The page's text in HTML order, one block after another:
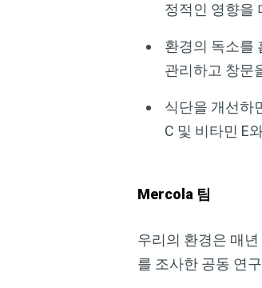
정적인 영향을
환경의 독소를
관리하고 창문
식단을 개선하
C 및 비타민 E
Mercola 팀
우리의 환경은 매
를 조사한 공동 연